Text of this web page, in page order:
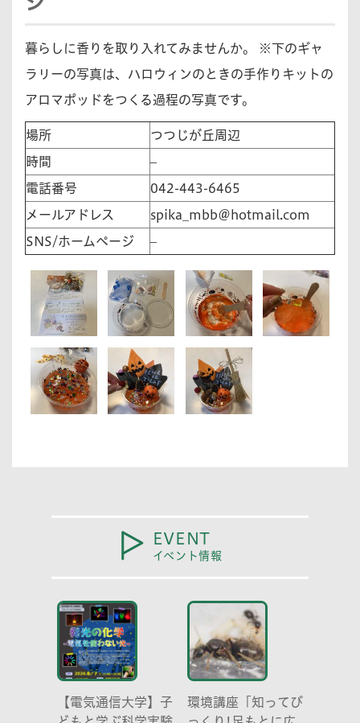
暮らしに香りを取り入れてみませんか。 ※下のギャ
ラリーの写真は、ハロウィンのときの手作りキットの
アロマポッドをつくる過程の写真です。
場所 つつじが丘周辺
時間 –
電話番号 042-443-6465
メールアドレス spika_mbb＠hotmail.com
SNS/ホームページ –
EVENT
イベント情報
【電気通信大学】子
環境講座「知ってび